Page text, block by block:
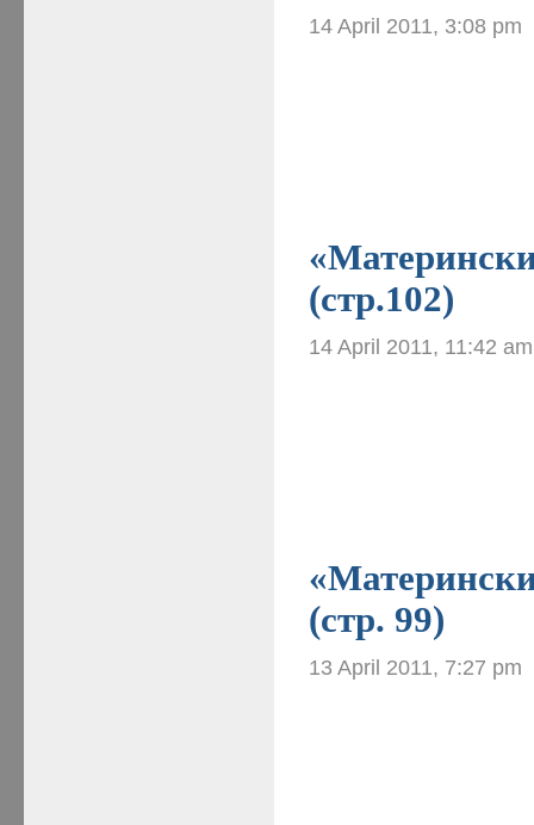
14 April 2011, 3:08 pm
(стр.102)
14 April 2011, 11:42 am
(стр. 99)
13 April 2011, 7:27 pm